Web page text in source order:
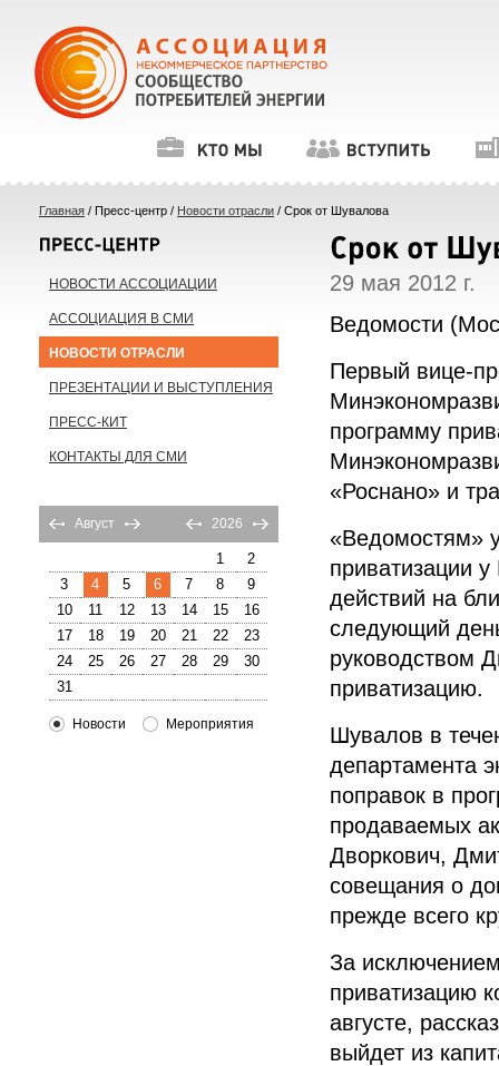
Главная / Пресс-центр / Новости отрасли / Срок от Шувалова
29 мая 2012 г.
Ведомости
Первый вице-
программу
«Роснано» и
«Ведомостям»
приватизации
действий на
следующий
руководством
приватизацию.
Шувалов в
департамента
поправок в
продаваемых
Дворкович,
совещания о
прежде всего
За
приватизацию
августе,
выйдет из
НОВОСТИ АССОЦИАЦИИ
АССОЦИАЦИЯ В СМИ
НОВОСТИ ОТРАСЛИ
ПРЕЗЕНТАЦИИ И ВЫСТУПЛЕНИЯ
ПРЕСС-КИТ
КОНТАКТЫ ДЛЯ СМИ
Август 2026
1
2
3
4 5 6 7 8
9
10
11 12 13 14 15
16
17
18 19 20 21 22
23
24
25 26 27 28 29
30
31
Новости Мероприятия